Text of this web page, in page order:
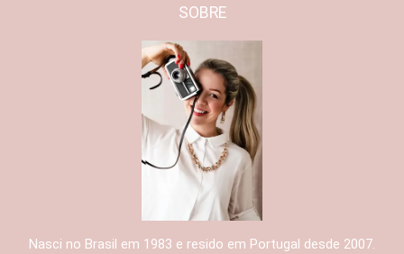
SOBRE
Nasci no Brasil em 1983 e resido em Portugal desde 2007.